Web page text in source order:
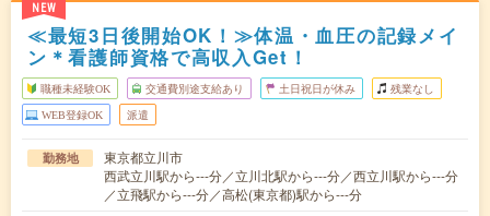
NEW
≪最短3日後開始OK！≫体温・血圧の記録メイ
ン＊看護師資格で高収入Get！
職種未経験OK 交通費別途支給あり 土日祝日が休み 残業なし
WEB登録OK 派遣
勤務地
東京都立川市
西武立川駅から---分／立川北駅から---分／西立川駅から---分
／立飛駅から---分／高松(東京都)駅から---分